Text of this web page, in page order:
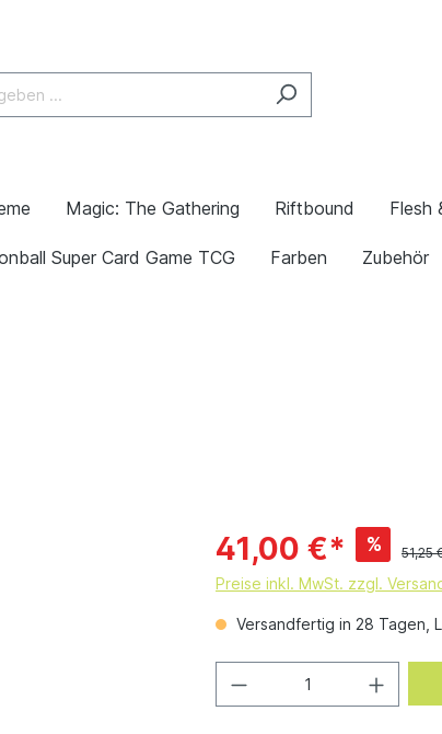
Magic: The Gathering Riftbound Flesh
Super Card Game TCG Farben Zubehör
41,00 €* % 51,25
Preise inkl. MwSt. zzgl.
Versandfertig in 28 Tagen,